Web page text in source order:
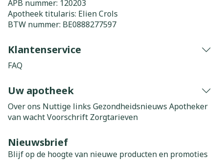
APB nummer: 120203
Apotheek titularis: Elien Crols
BTW nummer: BE0888277597
Klantenservice
FAQ
Uw apotheek
Over ons Nuttige links Gezondheidsnieuws Apotheker
van wachtVoorschrift Zorgtarieven
Nieuwsbrief
Blijf op de hoogte van nieuwe producten en promoties